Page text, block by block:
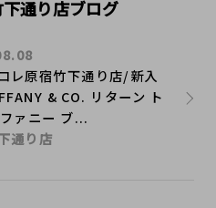
通り店ブログ
レ原宿竹下通り店/新入
& CO. リターン ト
ァニー ブ...
通り店